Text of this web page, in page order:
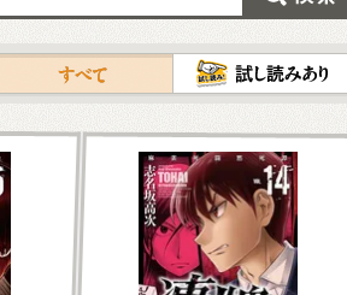
すべて